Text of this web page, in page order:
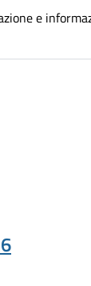
e